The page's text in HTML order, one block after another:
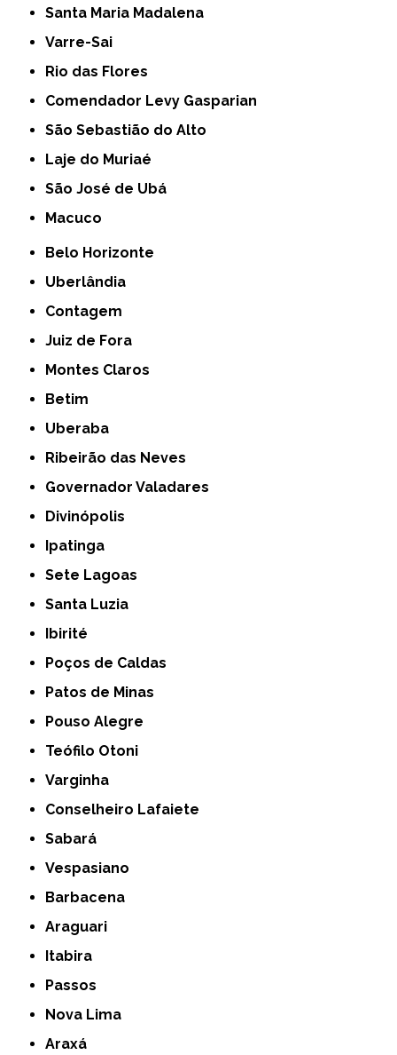
Santa Maria Madalena
Varre-Sai
Rio das Flores
Comendador Levy Gasparian
São Sebastião do Alto
Laje do Muriaé
São José de Ubá
Macuco
Belo Horizonte
Uberlândia
Contagem
Juiz de Fora
Montes Claros
Betim
Uberaba
Ribeirão das Neves
Governador Valadares
Divinópolis
Ipatinga
Sete Lagoas
Santa Luzia
Ibirité
Poços de Caldas
Patos de Minas
Pouso Alegre
Teófilo Otoni
Varginha
Conselheiro Lafaiete
Sabará
Vespasiano
Barbacena
Araguari
Itabira
Passos
Nova Lima
Araxá